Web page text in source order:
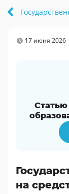
17 июня 2026
на